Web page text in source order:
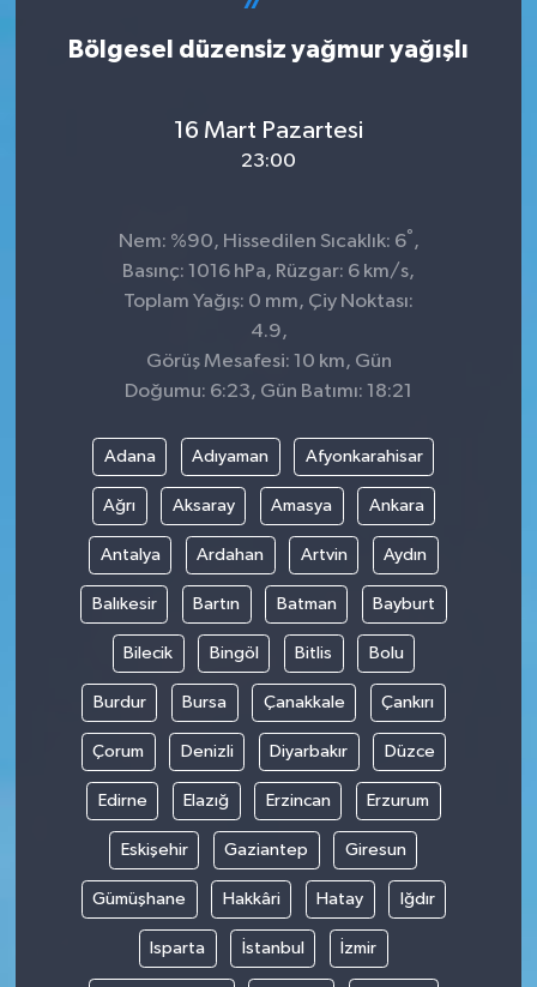
Bölgesel düzensiz yağmur yağışlı
16 Mart Pazartesi
23:00
Nem: %90, Hissedilen Sıcaklık: 6° ,
Basınç: 1016 hPa, Rüzgar: 6 km/s,
Toplam Yağış: 0 mm, Çiy Noktası:
4.9,
Görüş Mesafesi: 10 km, Gün
Doğumu: 6:23, Gün Batımı: 18:21
Adana Adıyaman Afyonkarahisar
Ağrı Aksaray Amasya Ankara
Antalya Ardahan Artvin Aydın
Balıkesir Bartın Batman Bayburt
Bilecik Bingöl Bitlis Bolu
Burdur Bursa Çanakkale Çankırı
Çorum Denizli Diyarbakır Düzce
Edirne Elazığ Erzincan Erzurum
Eskişehir Gaziantep Giresun
Gümüşhane Hakkâri Hatay Iğdır
Isparta İstanbul İzmir